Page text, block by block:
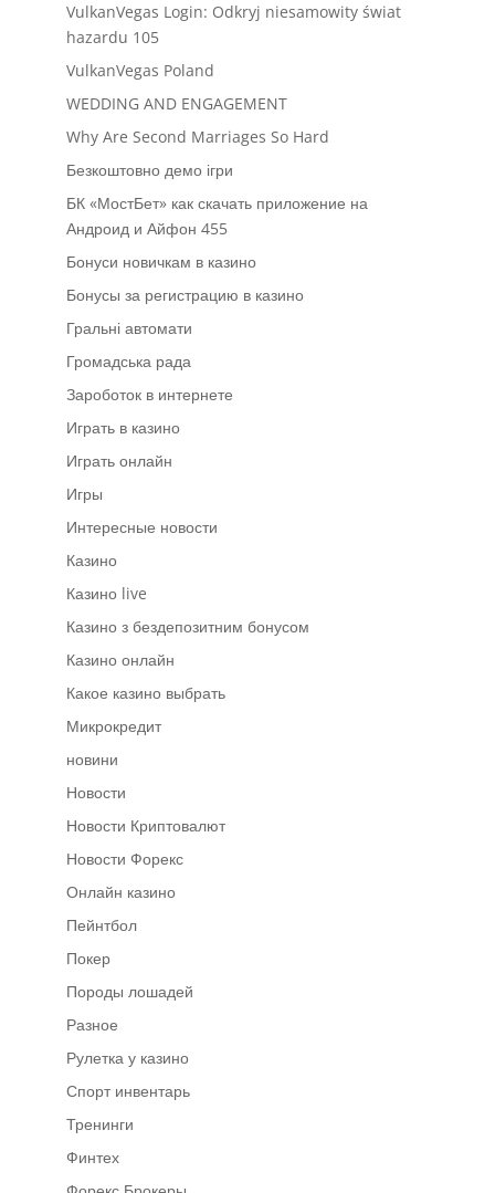
VulkanVegas Login: Odkryj niesamowity świat
hazardu 105
VulkanVegas Poland
WEDDING AND ENGAGEMENT
Why Are Second Marriages So Hard
Безкоштовно демо ігри
БК «МостБет» как скачать приложение на
Андроид и Айфон 455
Бонуси новичкам в казино
Бонусы за регистрацию в казино
Гральні автомати
Громадська рада
Зароботок в интернете
Играть в казино
Играть онлайн
Игры
Интересные новости
Казино
Казино live
Казино з бездепозитним бонусом
Казино онлайн
Какое казино выбрать
Микрокредит
новини
Новости
Новости Криптовалют
Новости Форекс
Онлайн казино
Пейнтбол
Покер
Породы лошадей
Разное
Рулетка у казино
Спорт инвентарь
Тренинги
Финтех